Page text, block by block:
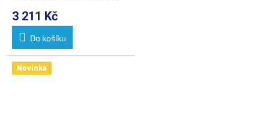
3 211 Kč
Do košíku
Novinka